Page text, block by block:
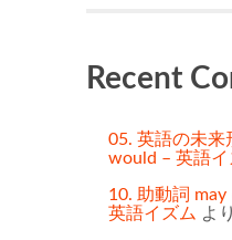
Recent
05. 英語の未来
would – 英語イ
10. 助動詞 may
英語イズム より